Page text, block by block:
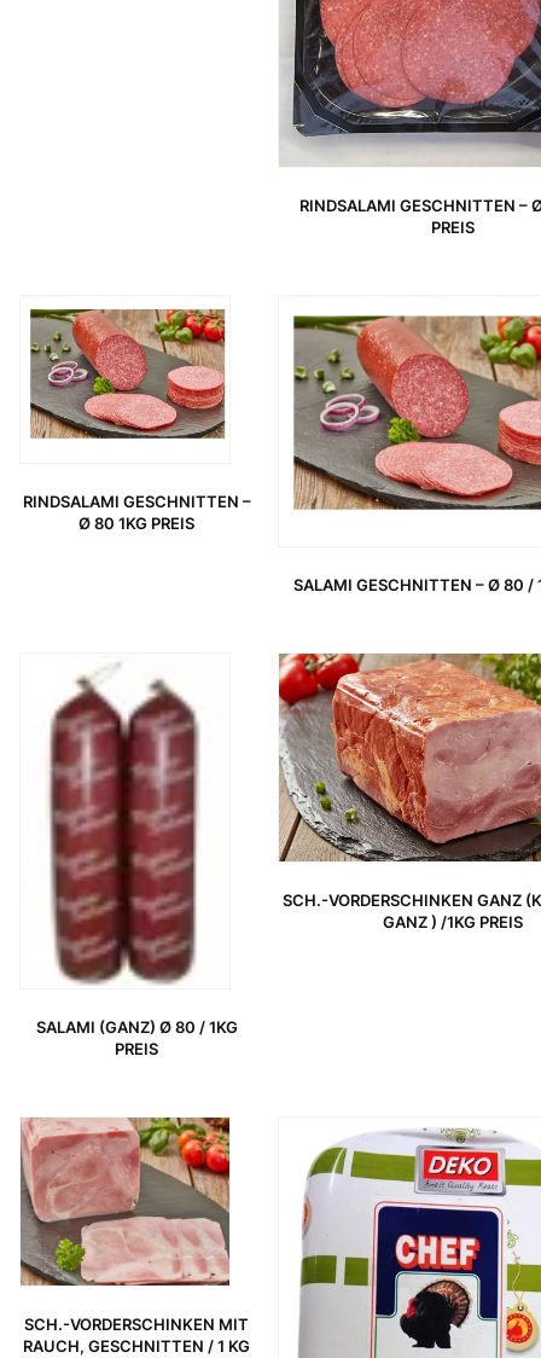
RINDSALAMI GESCHNITTEN –
PREIS
RINDSALAMI GESCHNITTEN –
Ø 80 1KG PREIS
SALAMI GESCHNITTEN – Ø 80 /
SALAMI (GANZ) Ø 80 / 1KG
PREIS
SCH.-VORDERSCHINKEN GANZ
GANZ ) /1KG PREIS
SCH.-VORDERSCHINKEN MIT
RAUCH, GESCHNITTEN / 1 KG